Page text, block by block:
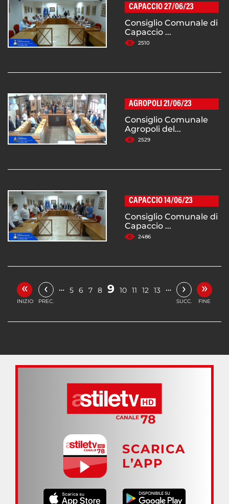
CAPACCIO 27/06/23
Consiglio Comunale di
Capaccio ...
2510
AGROPOLI 21/06/23
Consiglio Comunale
Agropoli del...
2529
CAPACCIO 14/06/23
Consiglio Comunale di
Capaccio ...
2486
«
INIZIO
‹
PREC.
… 5 6 7 8 9 10 11 12 13 … ›
SUCC.
»
FINE
SCARICA
L’APP